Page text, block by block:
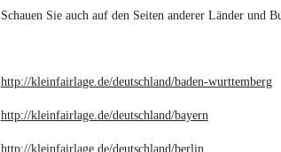
Schauen Sie auch auf den Seiten anderer Länder und
http://kleinfairlage.de/deutschland/baden-wurttemberg
http://kleinfairlage.de/deutschland/bayern
http://kleinfairlage.de/deutschland/berlin